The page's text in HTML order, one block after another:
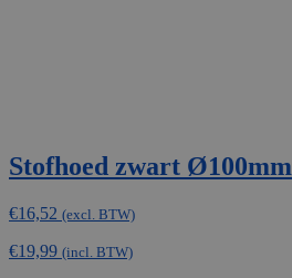
Stofhoed zwart Ø100mm
€16,52 (excl. BTW)
€19,99 (incl. BTW)